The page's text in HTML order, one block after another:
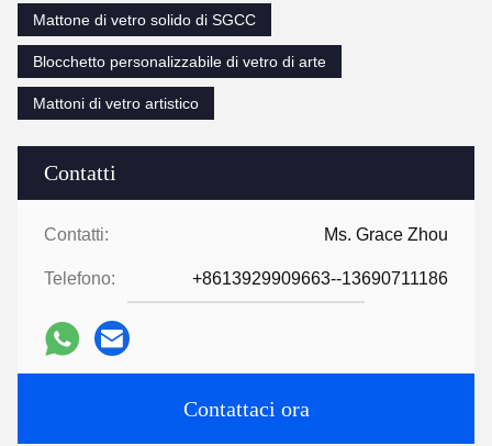
Contatti
Contatti: Ms. Grace Zhou
Telefono: +8613929909663--13690711186
Contattaci ora
Mattone di vetro solido di SGCC
Blocchetto personalizzabile di vetro di arte
Mattoni di vetro artistico